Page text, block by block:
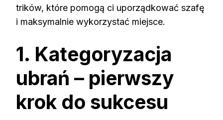
trików, które pomogą ci uporządkować szafę
i maksymalnie wykorzystać miejsce.
1. Kategoryzacja
ubrań – pierwszy
krok do sukcesu